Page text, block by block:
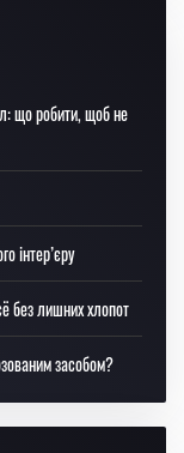
що робити, щоб не
інтер’єру
без лишних хлопот
засобом?